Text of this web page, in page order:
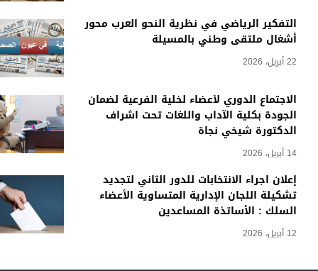
التفكير الرياضي في نظرية النحو العرب محور
أشغال ملتقى وطني بالمسيلة
22 أبريل، 2026
الاجتماع الدوري لأعضاء لخلية الفرعية لضمان
الجودة بكلية الآداب واللغات تحت اشراف
الدكتورة شيخي نجاة
14 أبريل، 2026
إعلان اجراء الانتخابات للدور الثاني لتجديد
تشكيلة اللجان الإدارية المتساوية الأعضاء
السلك : الأساتذة المساعدين
12 أبريل، 2026